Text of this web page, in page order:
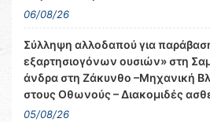
06/08/26
Σύλληψη αλλοδαπού για
εξαρτησιογόνων ουσιών» στη
άνδρα στη Ζάκυνθο –Μηχανική
στους Οθωνούς – Διακομιδές
05/08/26